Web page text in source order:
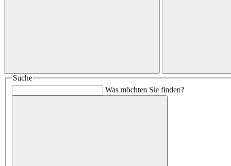
Suche
Was möchten Sie finden?